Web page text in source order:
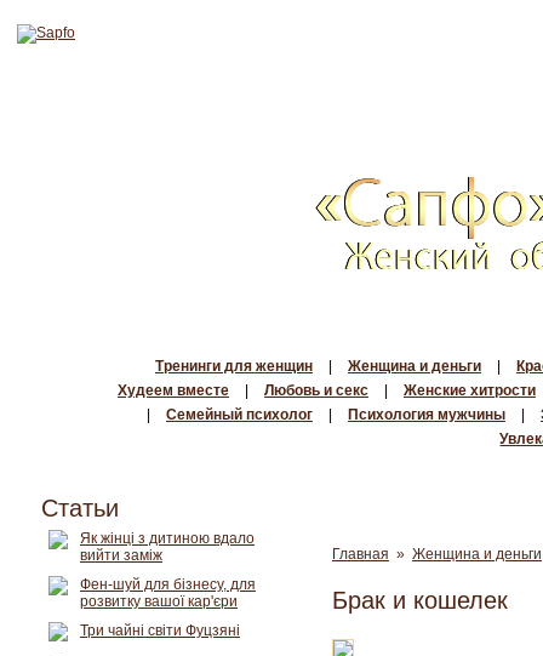
Тренинги для женщин Женщина и деньги
Худеем вместе
Любовь и секс
Женские хитрости
Семейный психолог Психология мужчины
Главная » Женщина и деньги
Брак и кошелек
Статьи
Як жінці з дитиною вдало
вийти заміж
Фен-шуй для бізнесу, для
розвитку вашої кар'єри
Три чайні світи Фуцзяні